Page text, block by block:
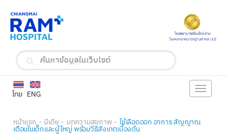
ENG
ไทย Toggle
หน้าแรก มีเดีย บทความสุขภาพ ไข้เลือดออก อาการ สัญญาณ
เตือนในเด็กและผู้ใหญ่ พร้อมวิธีสังเกตเบื้องต้น